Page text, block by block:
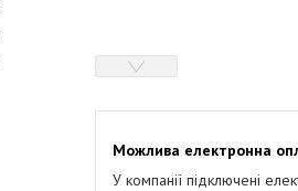
У компанії підключені